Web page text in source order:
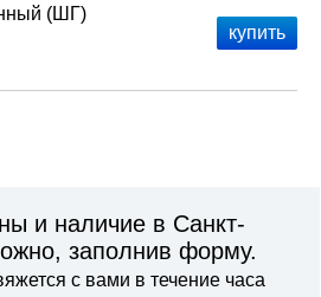
(ШГ)
и наличие в Санкт-
заполнив форму.
с вами в течение часа